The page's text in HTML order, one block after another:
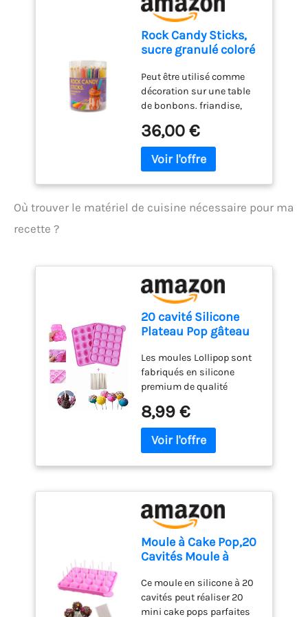
Rock Candy Sticks,
sucre granulé coloré
pour boissons et
décoration, 8
saveurs 48 x 14 g
Peut être utilisé comme
décoration sur une table
de bonbons. friandise,
sac cadeau décorateurs
de cocktails et milkshakes
36,00 €
Où trouver le matériel de cuisine nécessaire pour ma
recette ?
20 cavité Silicone
Plateau Pop gâteau
Lollipop Party
Cupcake Moule à
gâteau, sans BPA
Les moules Lollipop sont
fabriqués en silicone
premium de qualité
toxique et sûr, la
conception est conforme à
la norme de sécurité
nourriture est facile à
enlever, ce qui est
préférable à l'ancienne
cuve métallique. La
flexibilité ultra de la
replier le plateau sans
endommager et résister à
8,99 €
Moule à Cake Pop,20
Cavités Moule à
Silicone Gâteau
Bâton Mould avec
100 Sucettes Moulle
Ce moule en silicone à 20
cavités peut réaliser 20
mini cake pops parfaites